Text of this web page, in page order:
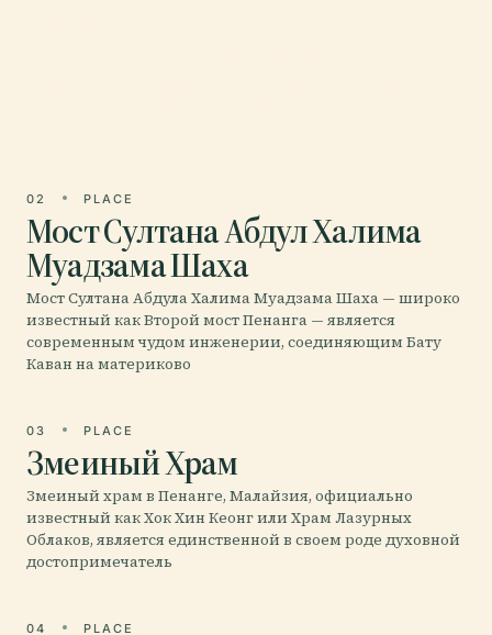
02 PLACE
Мост Султана Абдул Халима
Муадзама Шаха
Мост Султана Абдула Халима Муадзама Шаха — широко
известный как Второй мост Пенанга — является
современным чудом инженерии, соединяющим Бату
Каван на материково
03 PLACE
Змеиный Храм
Змеиный храм в Пенанге, Малайзия, официально
известный как Хок Хин Кеонг или Храм Лазурных
Облаков, является единственной в своем роде духовной
достопримечатель
04 PLACE